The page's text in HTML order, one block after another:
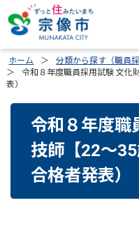
ホーム 分類から探す（職員採
令和８年度職員採用試験 文化
表）
令和８年度職
技師【22～
合格者発表）